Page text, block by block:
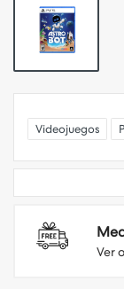
Videojuegos
Ver